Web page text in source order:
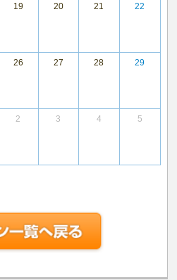
19 20 21 22
26 27 28 29
2 3 4 5